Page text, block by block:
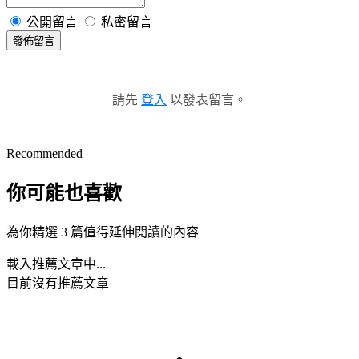
公開留言 私密留言
發佈留言
請先 登入 以發表留言。
Recommended
你可能也喜歡
為你精選 3 篇值得延伸閱讀的內容
載入推薦文章中...
目前沒有推薦文章